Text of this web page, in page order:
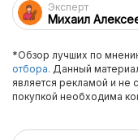
Эксперт
Михаил
*Обзор лучших по
отбора. Данный
является рекламой и не
покупкой необходима